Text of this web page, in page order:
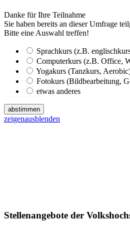
Danke für Ihre Teilnahme
Sie haben bereits an dieser Umfrage
Bitte eine Auswahl treffen!
Sprachkurs (z.B.
Computerkurs (z.B. Office,
Yogakurs (Tanzkurs,
Fotokurs (Bildbearbeitung,
etwas anderes
abstimmen
zeigenausblenden
Stellenangebote der